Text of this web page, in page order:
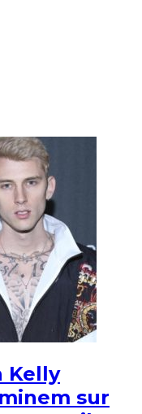
Kelly
sur